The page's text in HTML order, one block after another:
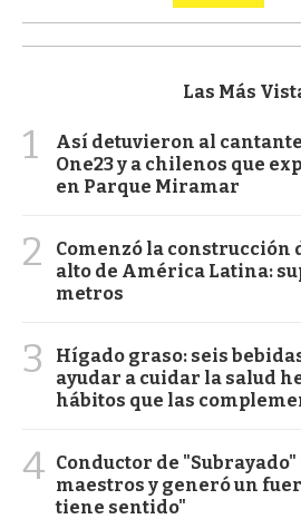
Las Más
1
Así detuvieron al
One23 y a chilenos que
en Parque Miramar
2
Comenzó la construcción
alto de América Latina:
metros
3
Hígado graso: seis
ayudar a cuidar la salud
hábitos que las
4 Conductor de
maestros y generó un
tiene sentido"